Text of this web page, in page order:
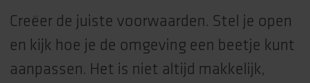
Creëer de juiste voorwaarden. Stel je open
en kijk hoe je de omgeving een beetje kunt
aanpassen. Het is niet altijd makkelijk,